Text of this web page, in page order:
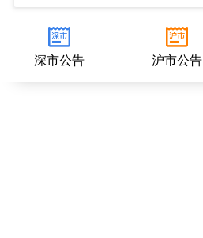
深市公告 沪市公告